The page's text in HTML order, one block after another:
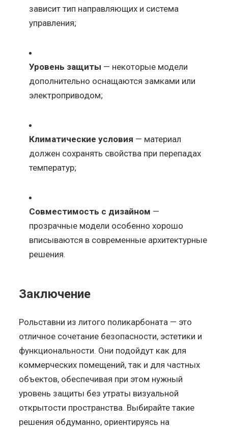
зависит тип направляющих и система
управления;
Уровень защиты — некоторые модели
дополнительно оснащаются замками или
электроприводом;
Климатические условия — материал
должен сохранять свойства при перепадах
температур;
Совместимость с дизайном —
прозрачные модели особенно хорошо
вписываются в современные архитектурные
решения.
Заключение
Рольставни из литого поликарбоната — это
отличное сочетание безопасности, эстетики и
функциональности. Они подойдут как для
коммерческих помещений, так и для частных
объектов, обеспечивая при этом нужный
уровень защиты без утраты визуальной
открытости пространства. Выбирайте такие
решения обдуманно, ориентируясь на